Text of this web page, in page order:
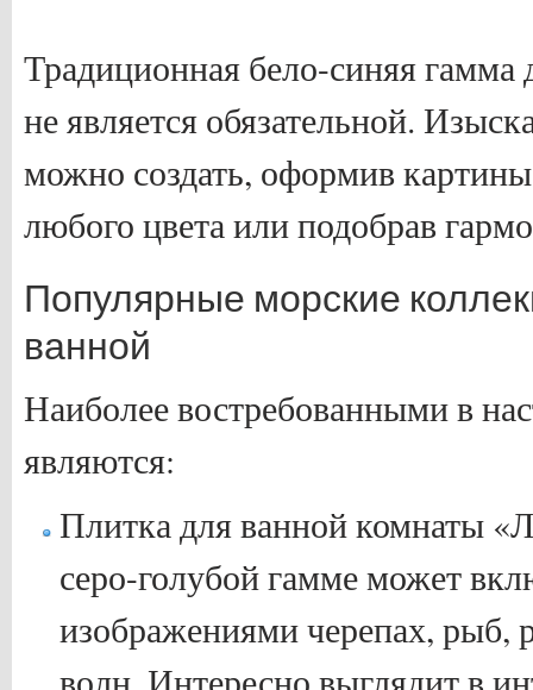
Традиционная бело-синяя гамма
не является обязательной.
можно создать, оформив
любого цвета или подобрав
Популярные морские
ванной
Наиболее востребованными в
являются:
Плитка для ванной комнаты
серо-голубой гамме может
изображениями черепах, рыб,